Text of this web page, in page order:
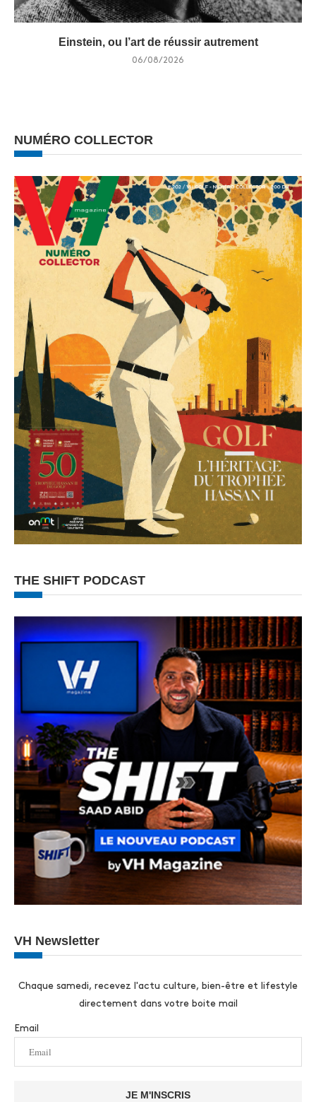
Einstein, ou l’art de réussir autrement
06/08/2026
NUMÉRO COLLECTOR
THE SHIFT PODCAST
VH Newsletter
Chaque samedi, recevez l'actu culture, bien-être et lifestyle
directement dans votre boite mail
Email
JE M'INSCRIS